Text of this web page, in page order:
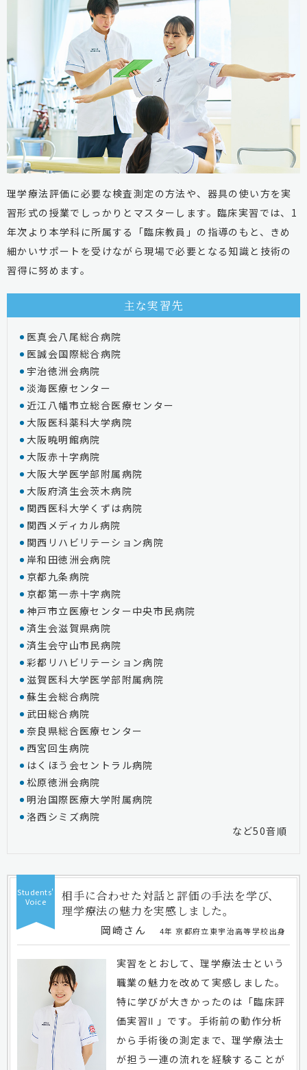
理学療法評価に必要な検査測定の方法や、器具の使い方を実
習形式の授業でしっかりとマスターします。臨床実習では、1
年次より本学科に所属する「臨床教員」の指導のもと、きめ
細かいサポートを受けながら現場で必要となる知識と技術の
習得に努めます。
主な実習先
医真会八尾総合病院
医誠会国際総合病院
宇治徳洲会病院
淡海医療センター
近江八幡市立総合医療センター
大阪医科薬科大学病院
大阪暁明館病院
大阪赤十字病院
大阪大学医学部附属病院
大阪府済生会茨木病院
関西医科大学くずは病院
関西メディカル病院
関西リハビリテーション病院
岸和田徳洲会病院
京都九条病院
京都第一赤十字病院
神戸市立医療センター中央市民病院
済生会滋賀県病院
済生会守山市民病院
彩都リハビリテーション病院
滋賀医科大学医学部附属病院
蘇生会総合病院
武田総合病院
奈良県総合医療センター
西宮回生病院
はくほう会セントラル病院
松原徳洲会病院
明治国際医療大学附属病院
洛西シミズ病院
など50音順
Students'
Voice
相手に合わせた対話と評価の手法を学び、
理学療法の魅力を実感しました。
岡崎さん 4年 京都府立東宇治高等学校出身
実習をとおして、理学療法士という
職業の魅力を改めて実感しました。
特に学びが大きかったのは「臨床評
価実習Ⅱ 」です。手術前の動作分析
から手術後の測定まで、理学療法士
が担う一連の流れを経験することが